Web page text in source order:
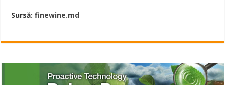
Sursă:finewine.md